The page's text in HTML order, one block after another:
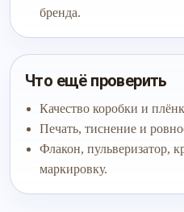
бренда.
Что ещё проверить
Качество коробки и
Печать, тиснение и
Флакон,
маркировку.